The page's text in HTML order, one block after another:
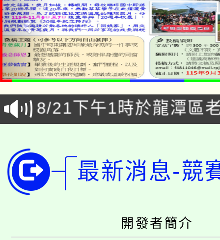
「本色祭」8/29、30在
場熱烈登場!
8/21下午1時於龍潭區
徵才活動。
YOUNG桃局內行報名
局官網。
8月14至27日，桃園電
開!
115年桃園市運動會8/
視費優惠，中低收入戶
大園自造教育及科技
最新消息-競
開發者簡介